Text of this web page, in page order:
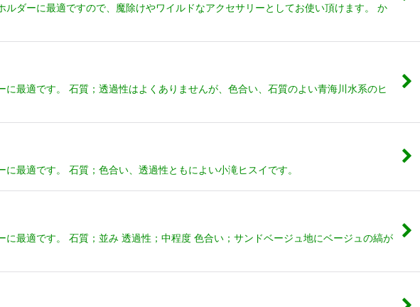
ダーに最適ですので、魔除けやワイルドなアクセサリーとしてお使い頂けます。 か
最適です。 石質；透過性はよくありませんが、色合い、石質のよい青海川水系のヒ
最適です。 石質；色合い、透過性ともによい小滝ヒスイです。
最適です。 石質；並み 透過性；中程度 色合い；サンドベージュ地にベージュの縞が